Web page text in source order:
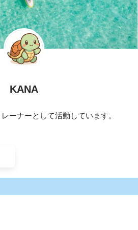
KANA
ーナーとして活動しています。